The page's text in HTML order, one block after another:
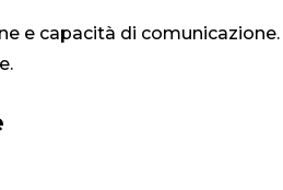
e capacità di comunicazione.